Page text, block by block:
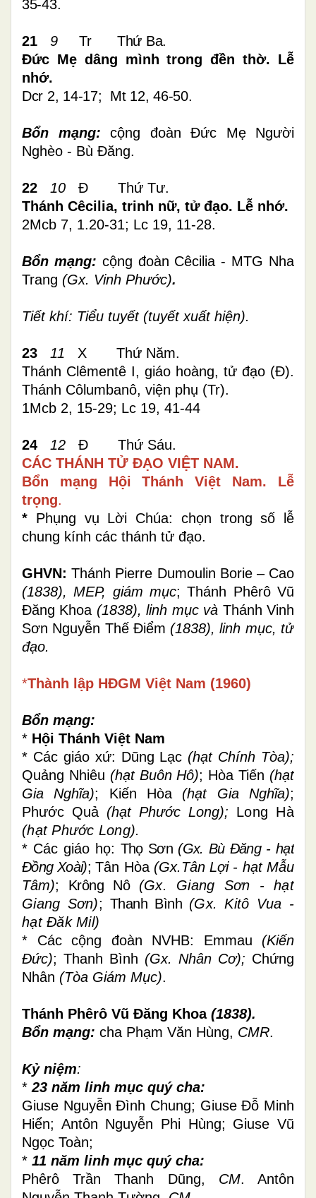
35-43.
21 9 Tr Thứ Ba.
Đức Mẹ dâng mình trong đền thờ. Lễ
nhớ.
Dcr 2, 14-17; Mt 12, 46-50.
Bổn mạng: cộng đoàn Đức Mẹ Người
Nghèo - Bù Đăng.
22 10 Đ Thứ Tư.
Thánh Cêcilia, trinh nữ, tử đạo. Lễ nhớ.
2Mcb 7, 1.20-31; Lc 19, 11-28.
Bổn mạng: cộng đoàn Cêcilia - MTG Nha
Trang (Gx. Vinh Phước).
Tiết khí: Tiểu tuyết (tuyết xuất hiện).
23 11 X Thứ Năm.
Thánh Clêmentê I, giáo hoàng, tử đạo (Đ).
Thánh Côlumbanô, viện phụ (Tr).
1Mcb 2, 15-29; Lc 19, 41-44
24 12 Đ Thứ Sáu.
CÁC THÁNH TỬ ĐẠO VIỆT NAM.
Bổn mạng Hội Thánh Việt Nam. Lễ
trọng.
* Phụng vụ Lời Chúa:
chọn trong số lễ
chung kính các thánh tử đạo.
GHVN:Thánh Pierre Dumoulin Borie – Cao
(1838), MEP, giám mục; Thánh Phêrô Vũ
Đăng Khoa (1838), linh mục và Thánh Vinh
Sơn Nguyễn Thế Điểm (1838), linh mục, tử
đạo.
*Thành lập HĐGM Việt Nam (1960)
Bổn mạng:
* Hội Thánh Việt Nam
* Các giáo xứ: Dũng Lạc (hạt Chính Tòa);
Quảng Nhiêu (hạt Buôn Hô); Hòa Tiến (hạt
Gia Nghĩa); Kiến Hòa (hạt Gia Nghĩa);
Phước Quả(hạt Phước Long); Long Hà
(hạt Phước Long).
* Các giáo họ: Thọ Sơn (Gx. Bù Đăng - hạt
Đồng Xoài); Tân Hòa (Gx.Tân Lợi - hạt Mẫu
Tâm); Krông Nô (Gx. Giang Sơn - hạt
Giang Sơn); Thanh Bình (Gx. Kitô Vua -
hạt Đăk Mil)
* Các cộng đoàn NVHB: Emmau (Kiến
Đức); Thanh Bình (Gx. Nhân Cơ); Chứng
Nhân (Tòa Giám Mục).
Thánh Phêrô Vũ Đăng Khoa (1838).
Bổn mạng: cha Phạm Văn Hùng, CMR.
Kỷ niệm:
* 23 năm linh mục quý cha:
Giuse Nguyễn Đình Chung; Giuse Đỗ Minh
Hiển; Antôn Nguyễn Phi Hùng; Giuse Vũ
Ngọc Toàn;
* 11 năm linh mục quý cha:
Phêrô Trần Thanh Dũng, CM.
Antôn